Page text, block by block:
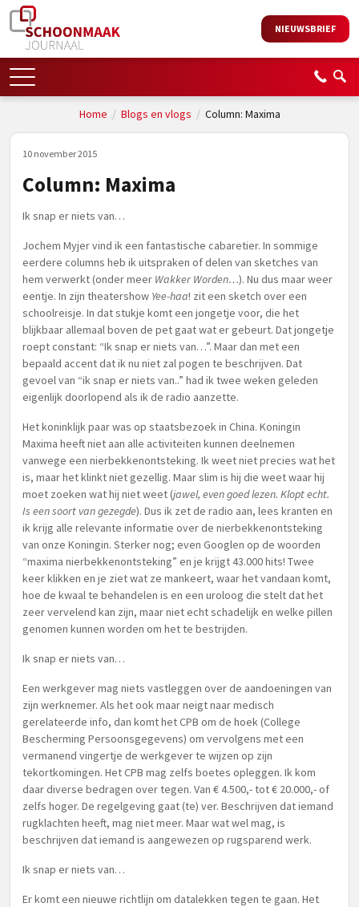
NIEUWSBRIEF
Home / Blogs en vlogs / Column: Maxima
10 november 2015
Column: Maxima
Ik snap er niets van…
Jochem Myjer vind ik een fantastische cabaretier. In sommige
eerdere columns heb ik uitspraken of delen van sketches van
hem verwerkt (onder meer Wakker Worden…). Nu dus maar weer
eentje. In zijn theatershow Yee-haa! zit een sketch over een
schoolreisje. In dat stukje komt een jongetje voor, die het
blijkbaar allemaal boven de pet gaat wat er gebeurt. Dat jongetje
roept constant: “Ik snap er niets van…”. Maar dan met een
bepaald accent dat ik nu niet zal pogen te beschrijven. Dat
gevoel van “ik snap er niets van..” had ik twee weken geleden
eigenlijk doorlopend als ik de radio aanzette.
Het koninklijk paar was op staatsbezoek in China. Koningin
Maxima heeft niet aan alle activiteiten kunnen deelnemen
vanwege een nierbekkenontsteking. Ik weet niet precies wat het
is, maar het klinkt niet gezellig. Maar slim is hij die weet waar hij
moet zoeken wat hij niet weet (jawel, even goed lezen. Klopt echt.
Is een soort van gezegde). Dus ik zet de radio aan, lees kranten en
ik krijg alle relevante informatie over de nierbekkenontsteking
van onze Koningin. Sterker nog; even Googlen op de woorden
“maxima nierbekkenontsteking” en je krijgt 43.000 hits! Twee
keer klikken en je ziet wat ze mankeert, waar het vandaan komt,
hoe de kwaal te behandelen is en een uroloog die stelt dat het
zeer vervelend kan zijn, maar niet echt schadelijk en welke pillen
genomen kunnen worden om het te bestrijden.
Ik snap er niets van…
Een werkgever mag niets vastleggen over de aandoeningen van
zijn werknemer. Als het ook maar neigt naar medisch
gerelateerde info, dan komt het CPB om de hoek (College
Bescherming Persoonsgegevens) om vervolgens met een
vermanend vingertje de werkgever te wijzen op zijn
tekortkomingen. Het CPB mag zelfs boetes opleggen. Ik kom
daar diverse bedragen over tegen. Van € 4.500,- tot € 20.000,- of
zelfs hoger. De regelgeving gaat (te) ver. Beschrijven dat iemand
rugklachten heeft, mag niet meer. Maar wat wel mag, is
beschrijven dat iemand is aangewezen op rugsparend werk.
Ik snap er niets van…
Er komt een nieuwe richtlijn om datalekken tegen te gaan. Het